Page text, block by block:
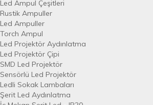
Led Ampul Çeşitleri
Rustik Ampuller
Led Ampuller
Torch Ampul
Led Projektör Aydınlatma
Led Projektör Çipi
SMD Led Projektör
Sensörlü Led Projektör
Ledli Sokak Lambaları
Şerit Led Aydınlatma